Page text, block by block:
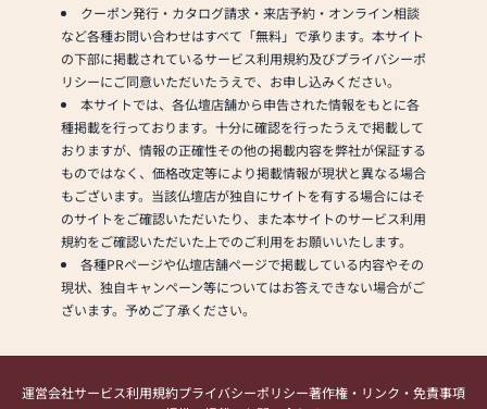
クーポン発行・カタログ請求・来店予約・オンライン相談
など各種お問い合わせはすべて「無料」で承ります。本サイト
の下部に掲載されているサービス利用規約及びプライバシーポ
リシーにご同意いただいたうえで、お申し込みください。
本サイトでは、各仏壇店舗から申告された情報をもとに各
種掲載を行っております。十分に確認を行ったうえで掲載して
おりますが、情報の正確性その他の掲載内容を弊社が保証する
ものではなく、価格改定等により掲載情報が現状と異なる場合
もございます。当該仏壇店が独自にサイトを有する場合にはそ
のサイトをご確認いただいたり、また本サイトのサービス利用
規約をご確認いただいた上でのご利用をお願いいたします。
各種PRページや仏壇店舗ページで掲載している内容やその
現状、独自キャンペーン等についてはお答えできない場合がご
ざいます。予めご了承ください。
運営会社サービス利用規約プライバシーポリシー著作権・リンク・免責事項